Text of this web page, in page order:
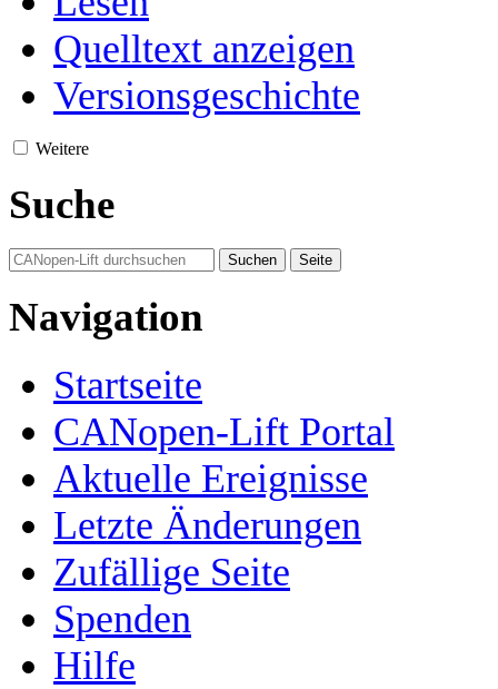
Quelltext anzeigen
Versionsgeschichte
Weitere
Suche
Navigation
Startseite
CANopen-Lift Portal
Aktuelle Ereignisse
Letzte Änderungen
Zufällige Seite
Spenden
Hilfe